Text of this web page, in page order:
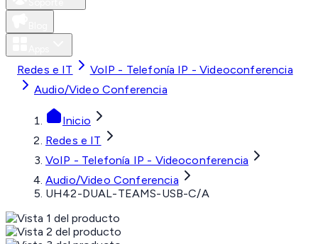
Redes e IT
VoIP - Telefonía IP - Videoconferencia
Audio/Video Conferencia
Inicio
Redes e IT
VoIP - Telefonía IP - Videoconferencia
Audio/Video Conferencia
UH42-DUAL-TEAMS-USB-C/A